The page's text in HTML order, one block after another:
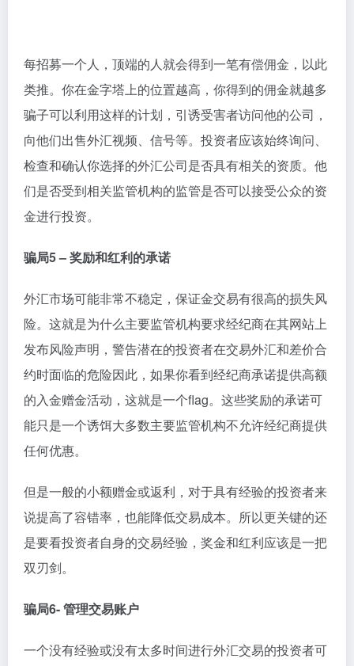
每招募一个人，顶端的人就会得到一笔有偿佣金，以此
类推。你在金字塔上的位置越高，你得到的佣金就越多
骗子可以利用这样的计划，引诱受害者访问他的公司，
向他们出售外汇视频、信号等。投资者应该始终询问、
检查和确认你选择的外汇公司是否具有相关的资质。他
们是否受到相关监管机构的监管是否可以接受公众的资
金进行投资。
骗局5 – 奖励和红利的承诺
外汇市场可能非常不稳定，保证金交易有很高的损失风
险。这就是为什么主要监管机构要求经纪商在其网站上
发布风险声明，警告潜在的投资者在交易外汇和差价合
约时面临的危险因此，如果你看到经纪商承诺提供高额
的入金赠金活动，这就是一个flag。这些奖励的承诺可
能只是一个诱饵大多数主要监管机构不允许经纪商提供
任何优惠。
但是一般的小额赠金或返利，对于具有经验的投资者来
说提高了容错率，也能降低交易成本。所以更关键的还
是要看投资者自身的交易经验，奖金和红利应该是一把
双刃剑。
骗局6- 管理交易账户
一个没有经验或没有太多时间进行外汇交易的投资者可